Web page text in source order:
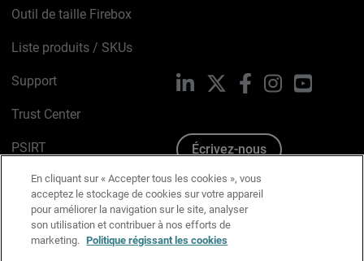
Outil de taille Firebox
Liste produits / SKUs
Support
Trust Center
PSIRT
Avis sur les cookies
Politique de confidentialité
Charte Graphique
LinkedIn FacebookInstagram
Écrivez-nous
En cliquant sur « Accepter tous les cookies », vous
acceptez le stockage de cookies sur votre appareil
pour améliorer la navigation sur le site, analyser
son utilisation et contribuer à nos efforts de
marketing. Politique régissant les cookies